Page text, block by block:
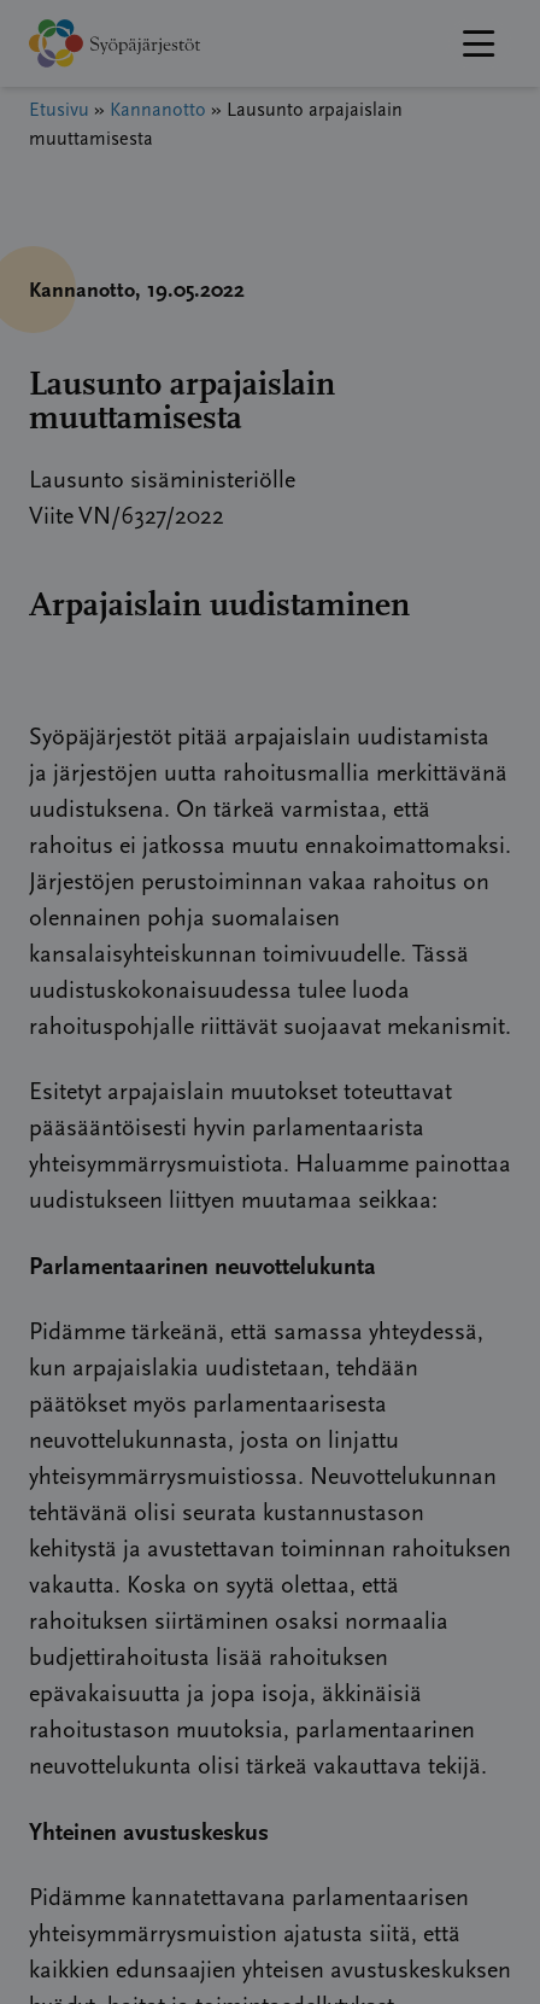
Hyppää
sisältöön
Etusivu » Kannanotto » Lausunto arpajaislain
muuttamisesta
Kannanotto, 19.05.2022
Lausunto arpajaislain
muuttamisesta
Lausunto sisäministeriölle
Viite VN/6327/2022
Arpajaislain uudistaminen
Syöpäjärjestöt pitää arpajaislain uudistamista
ja järjestöjen uutta rahoitusmallia merkittävänä
uudistuksena. On tärkeä varmistaa, että
rahoitus ei jatkossa muutu ennakoimattomaksi.
Järjestöjen perustoiminnan vakaa rahoitus on
olennainen pohja suomalaisen
kansalaisyhteiskunnan toimivuudelle. Tässä
uudistuskokonaisuudessa tulee luoda
rahoituspohjalle riittävät suojaavat mekanismit.
Esitetyt arpajaislain muutokset toteuttavat
pääsääntöisesti hyvin parlamentaarista
yhteisymmärrysmuistiota. Haluamme painottaa
uudistukseen liittyen muutamaa seikkaa:
Parlamentaarinen neuvottelukunta
Pidämme tärkeänä, että samassa yhteydessä,
kun arpajaislakia uudistetaan, tehdään
päätökset myös parlamentaarisesta
neuvottelukunnasta, josta on linjattu
yhteisymmärrysmuistiossa. Neuvottelukunnan
tehtävänä olisi seurata kustannustason
kehitystä ja avustettavan toiminnan rahoituksen
vakautta. Koska on syytä olettaa, että
rahoituksen siirtäminen osaksi normaalia
budjettirahoitusta lisää rahoituksen
epävakaisuutta ja jopa isoja, äkkinäisiä
rahoitustason muutoksia, parlamentaarinen
neuvottelukunta olisi tärkeä vakauttava tekijä.
Yhteinen avustuskeskus
Pidämme kannatettavana parlamentaarisen
yhteisymmärrysmuistion ajatusta siitä, että
kaikkien edunsaajien yhteisen avustuskeskuksen